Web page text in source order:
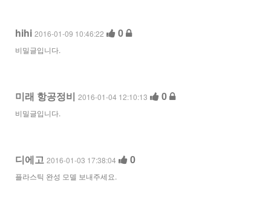
hihi 2016-01-09 10:46:22 0
비밀글입니다.
미래 항공정비 2016-01-04 12:10:13 0
비밀글입니다.
디에고 2016-01-03 17:38:04 0
플라스틱 완성 모델 보내주세요.